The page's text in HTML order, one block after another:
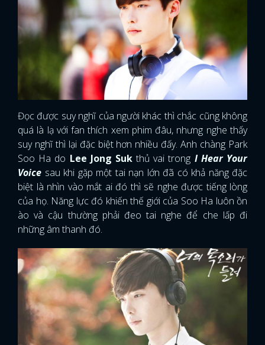
Đọc được suy nghĩ của người khác thì chắc cũng không
quá là lạ với fan thích xem phim đâu, nhưng nghe thấy
suy nghĩ thì lại đặc biệt hơn nhiều đấy. Anh chàng Park
Soo Ha do Lee Jong Sukthủ vai trong I Hear Your
Voice sau khi gặp một tai nạn lớn đã có khả năng đặc
biệt là nhìn vào mắt ai đó thì sẽ nghe được tiếng lòng
của họ. Năng lực đó khiến thế giới của Soo Ha luôn ồn
ào và cậu thường phải đeo tai nghe để che lấp đi
những âm thanh đó.